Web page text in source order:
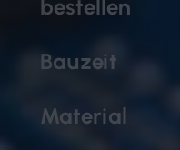
bestellen
Bauzeit
Material